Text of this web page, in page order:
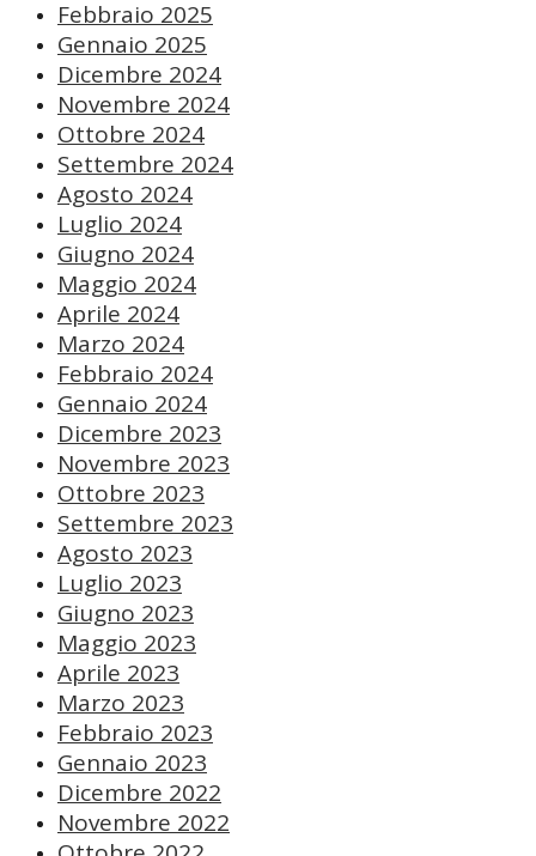
Febbraio 2025
Gennaio 2025
Dicembre 2024
Novembre 2024
Ottobre 2024
Settembre 2024
Agosto 2024
Luglio 2024
Giugno 2024
Maggio 2024
Aprile 2024
Marzo 2024
Febbraio 2024
Gennaio 2024
Dicembre 2023
Novembre 2023
Ottobre 2023
Settembre 2023
Agosto 2023
Luglio 2023
Giugno 2023
Maggio 2023
Aprile 2023
Marzo 2023
Febbraio 2023
Gennaio 2023
Dicembre 2022
Novembre 2022